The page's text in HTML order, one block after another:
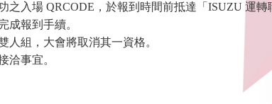
之入場 QRCODE ，於報到時間前抵達「 ISUZU 運轉
成報到手續。
組，大會將取消其一資格。
洽事宜。